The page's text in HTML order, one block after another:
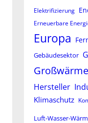
Elektrifizierung
Erneuerbare
Europa
Gebäudesektor
Hersteller
Klimaschutz
Luft-Wasser-